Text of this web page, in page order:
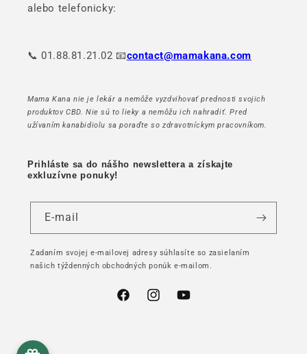
alebo telefonicky:
📞 01.88.81.21.02 📧contact@mamakana.com
Mama Kana nie je lekár a nemôže vyzdvihovať prednosti svojich
produktov CBD. Nie sú to lieky a nemôžu ich nahradiť. Pred
užívaním kanabidiolu sa poraďte so zdravotníckym pracovníkom.
Prihláste sa do nášho newslettera a získajte
exkluzívne ponuky!
E-mail
Zadaním svojej e-mailovej adresy súhlasíte so zasielaním
našich týždenných obchodných ponúk e-mailom.
FacebookInstagramYouTube